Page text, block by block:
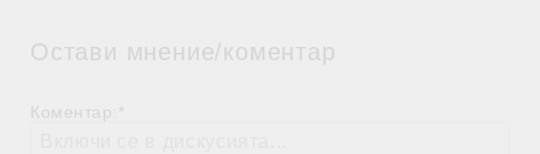
Остави мнение/коментар
Коментар: *